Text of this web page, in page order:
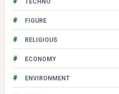
# FIGURE
# RELIGIOUS
# ECONOMY
# ENVIRONMENT